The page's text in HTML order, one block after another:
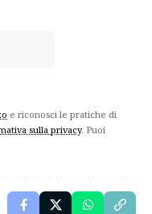
e riconosci le pratiche di
sulla privacy. Puoi